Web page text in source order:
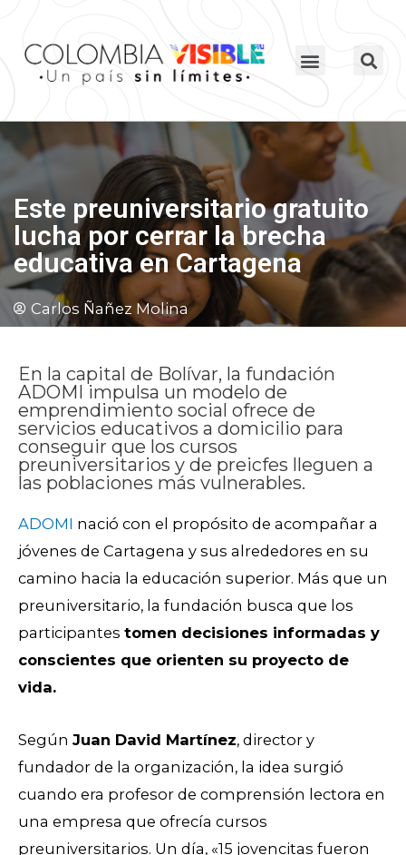
Este preuniversitario gratuito
lucha por cerrar la brecha
educativa en Cartagena
Carlos Ñañez Molina
En la capital de Bolívar, la fundación
ADOMI impulsa un modelo de
emprendimiento social ofrece de
servicios educativos a domicilio para
conseguir que los cursos
preuniversitarios y de preicfes lleguen a
las poblaciones más vulnerables.
ADOMI nació con el propósito de acompañar a
jóvenes de Cartagena y sus alrededores en su
camino hacia la educación superior. Más que un
preuniversitario, la fundación busca que los
participantes tomen decisiones informadas y
conscientes que orienten su proyecto de
vida.
Según Juan David Martínez, director y
fundador de la organización, la idea surgió
cuando era profesor de comprensión lectora en
una empresa que ofrecía cursos
preuniversitarios. Un día, «15 jovencitas fueron